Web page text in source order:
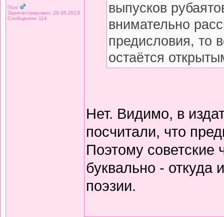
Пол:
Зарегистрирован: 26.05.2013
Сообщения: 114
выпусков
внимательно
предисловия, то
остаётся
Нет. Видимо, в
посчитали, что
Поэтому советские
буквально -
поэзии.